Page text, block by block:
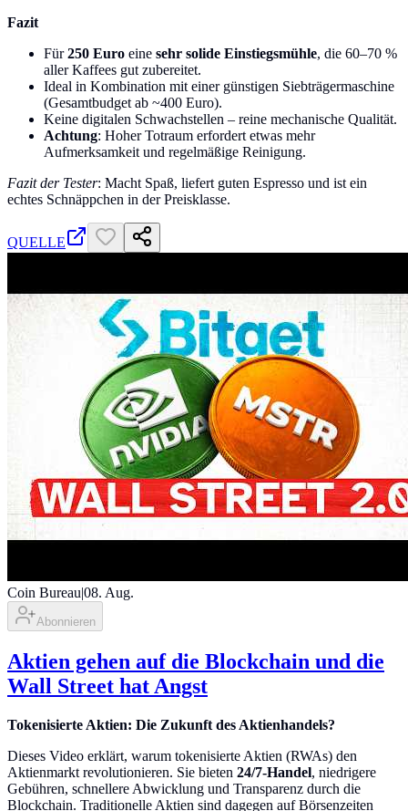
Fazit
Für250 Euro eine sehr solide Einstiegsmühle, die 60–70 %
aller Kaffees gut zubereitet.
Ideal in Kombination mit einer günstigen Siebträgermaschine
(Gesamtbudget ab ~400 Euro).
Keine digitalen Schwachstellen – reine mechanische Qualität.
Achtung: Hoher Totraum erfordert etwas mehr
Aufmerksamkeit und regelmäßige Reinigung.
Fazit der Tester: Macht Spaß, liefert guten Espresso und ist ein
echtes Schnäppchen in der Preisklasse.
QUELLE
Coin Bureau|08. Aug.
Abonnieren
Aktien gehen auf die Blockchain und die
Wall Street hat Angst
Tokenisierte Aktien: Die Zukunft des Aktienhandels?
Dieses Video erklärt, warum tokenisierte Aktien (RWAs) den
Aktienmarkt revolutionieren. Sie bieten 24/7-Handel, niedrigere
Gebühren, schnellere Abwicklung und Transparenz durch die
Blockchain. Traditionelle Aktien sind dagegen auf Börsenzeiten